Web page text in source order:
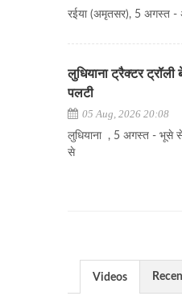
रईया (अमृतसर), 5 अगस्त -
लुधियाना ट्रैक्टर
पलटी
05 Aug, 2026 20:08
लुधियाना , 5 अगस्त - भूसे
से
Videos